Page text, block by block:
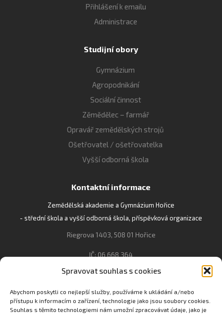
Spravovat souhlas s cookies
Abychom poskytli co nejlepší služby, používáme k ukládání a/nebo
přístupu k informacím o zařízení, technologie jako jsou soubory cookies.
Souhlas s těmito technologiemi nám umožní zpracovávat údaje, jako je
Přihlášení k emailu
Administrace
Studijní obory
Gymnázium
Agropodnikání
Sociální činnost
Zěmědělec – farmář
Opravář zemědělských strojů
Ošetřovatel / ošetřovatelka
Vyšší odborná škola
Kontaktní informace
Zemědělská akademie a Gymnázium Hořice
- střední škola a vyšší odborná škola, příspěvková organizace
Riegrova 1403, 508 01 Hořice
IČ: 06 668 364
493 623 021, 493 623 022
info@gozhorice.cz
www.zaghorice.cz